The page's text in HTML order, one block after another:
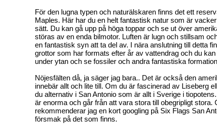
För den lugna typen och naturälskaren finns det ett
Maples. Här har du en helt fantastisk natur som är
sätt. Du kan gå upp på höga toppar och se ut över
störas av en enda bilmotor. Luften är lugn och stillsam
en fantastisk syn att ta del av. I nära anslutning till detta
grottor som har formats efter år av vattendrag och du
under ytan och se fossiler och andra fantastiska
Nöjesfälten då, ja säger jag bara.. Det är också den
innebär allt och lite till. Om du är fascinerad av Liseberg
du alternativ i San Antonio som är allt i Sverige i
är enorma och går från att vara stora till obegripligt stora.
rekommenderar jag en kort googling på Six Flags San
försmak på det som finns.